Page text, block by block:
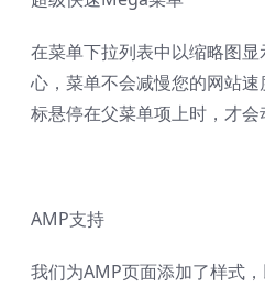
在菜单下拉列表中以缩略图
心，菜单不会减慢您的网站
标悬停在父菜单项上时，才会
AMP支持
我们为AMP页面添加了样式